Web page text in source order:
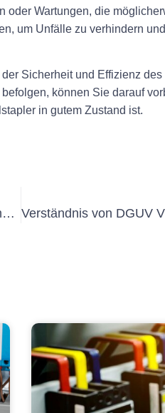
Wartungen, die
um Unfälle zu verhindern
Sicherheit und Effizienz
können Sie darauf
in gutem Zustand ist.
Verständnis der Auswirkungen von FEM 4.004 auf die Gesundheit von Frauen